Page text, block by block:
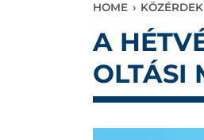
HOME ›
A
OLTÁSI